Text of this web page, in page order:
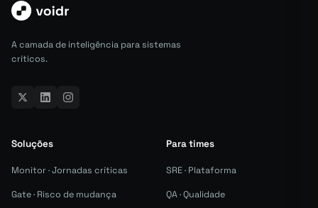
A camada de inteligência para sistemas
críticos.
Soluções
Monitor · Jornadas críticas
Gate · Risco de mudança
Para times
SRE · Plataforma
QA · Qualidade